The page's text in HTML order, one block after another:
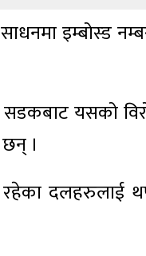
इम्बोस्ड
सडकबाट यसको
।
रहेका